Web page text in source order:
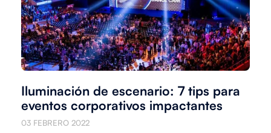
Iluminación de escenario: 7 tips para
eventos corporativos impactantes
03 FEBRERO 2022